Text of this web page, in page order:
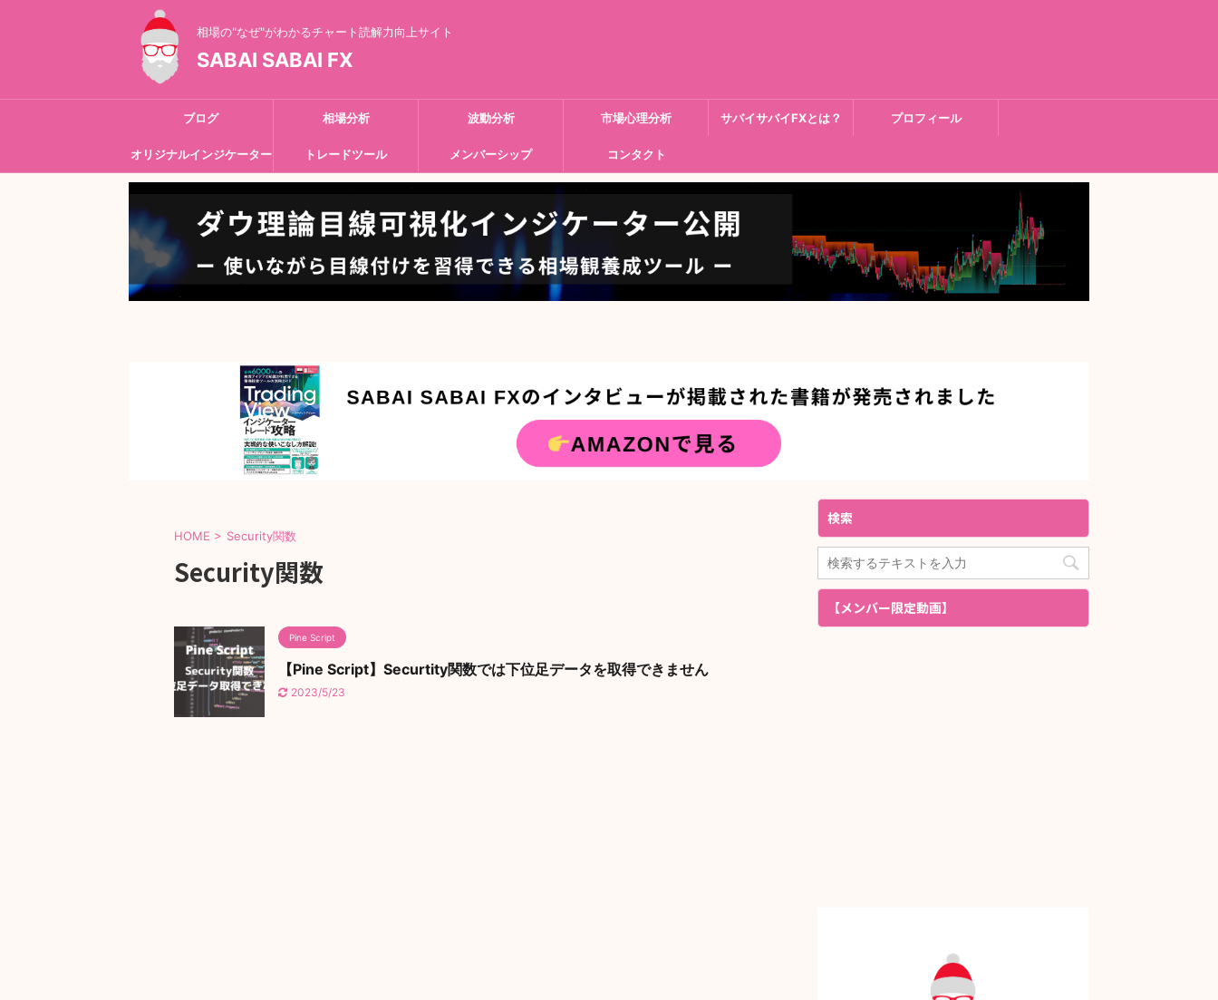
相場の"なぜ"がわかるチャート読解力向上サイト
SABAI SABAI FX
ブログ 相場分析 波動分析 市場心理分析 サバイサバイFXとは？ プロフィール
オリジナルインジケーター トレードツール メンバーシップ コンタクト
HOME > Security関数
Security関数
Pine Script
【Pine Script】Securtity関数では下位足データを取得できません
2023/5/23
検索
【メンバー限定動画】